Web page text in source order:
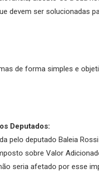
devem ser solucionadas
de forma simples e
Deputados:
pelo deputado Baleia
sobre Valor
seria afetado por esse